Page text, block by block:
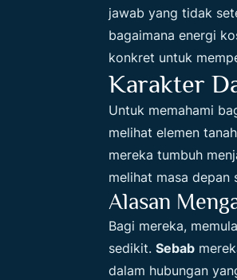
jawab yang tidak
bagaimana energi
konkret untuk
Karakter
Untuk memahami
melihat elemen
mereka tumbuh
melihat masa depan
Alasan
Bagi mereka,
sedikit. Sebab
dalam hubungan